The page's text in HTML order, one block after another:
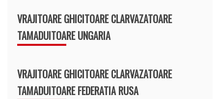
VRAJITOARE GHICITOARE CLARVAZATOARE
TAMADUITOARE UNGARIA
VRAJITOARE GHICITOARE CLARVAZATOARE
TAMADUITOARE FEDERATIA RUSA